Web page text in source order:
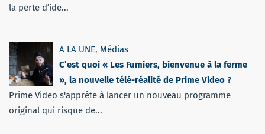
la perte d’ide...
A LA UNE, Médias
C’est quoi « Les Fumiers, bienvenue à la ferme
», la nouvelle télé-réalité de Prime Video ?
Prime Video s'apprête à lancer un nouveau programme
original qui risque de...